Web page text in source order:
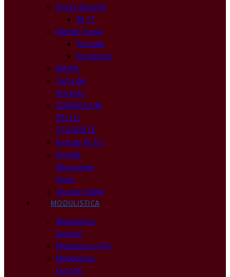
Posta Docenti
@ .IT
Allende Social
Youtube
Instagram
NOIPA
Carta del
Docente
CURRICULUM
DELLO
STUDENTE
Portale PCTO
Portale
Educazione
Civica
Istanze Online
MODULISTICA
Modulistica
Genitori
Modulistica ATA
Modulistica
Docenti